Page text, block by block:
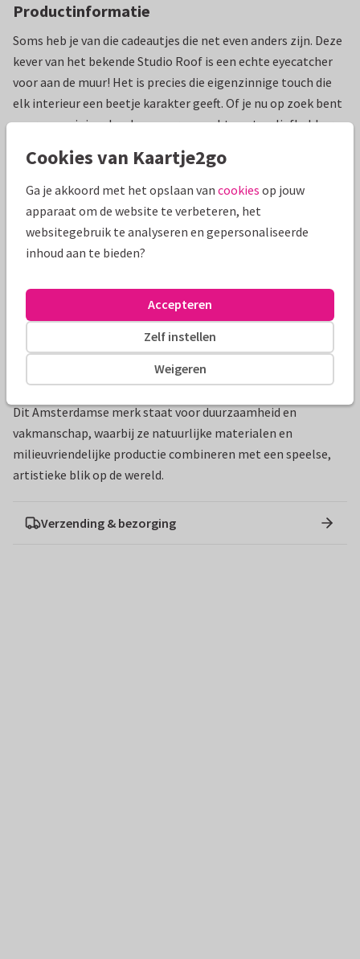
Productinformatie
Soms heb je van die cadeautjes die net even anders zijn. Deze
kever van het bekende Studio Roof is een echte eyecatcher
voor aan de muur! Het is precies die eigenzinnige touch die
elk interieur een beetje karakter geeft. Of je nu op zoek bent
naar een origineel cadeau voor een echte natuurliefhebber
botanische stijl: met deze stoere kever zit je altijd goed. Het
is 3D wanddecoratie waar je telkens weer met plezier naar
kijkt.
Ook handig om te weten:
3D-object om zelf in elkaar te zetten
Bedrukking: plantaardige inkt
Afmetingen: 8 x 5,5 x 18 cm
Met montage-instructies op de binnenkant van de
Dit Amsterdamse merk staat voor duurzaamheid en
vakmanschap, waarbij ze natuurlijke materialen en
milieuvriendelijke productie combineren met een speelse,
artistieke blik op de wereld.
Verzending & bezorging
Cookies van Kaartje2go
Ga je akkoord met het opslaan van cookies op jouw
apparaat om de website te verbeteren, het
websitegebruik te analyseren en gepersonaliseerde
inhoud aan te bieden?
Weigeren
Zelf instellen
Accepteren